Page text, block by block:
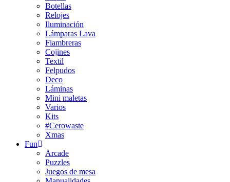
Botellas
Relojes
Iluminación
Lámparas Lava
Fiambreras
Cojines
Textil
Felpudos
Deco
Láminas
Mini maletas
Varios
Kits
#Cerowaste
Xmas
Fun
Arcade
Puzzles
Juegos de mesa